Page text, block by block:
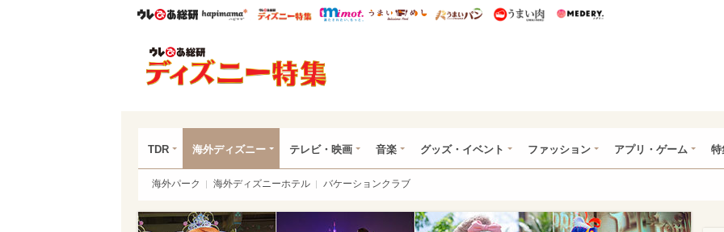
ウレぴあ総研ハピママ* ウレぴあ総研 ディズニー特集
mimot. うまいめし うまいパン うまい肉
TDR 海外ディズニー テレビ・映画 音楽 グッズ・イベント ファッション アプリ・ゲーム 特
海外パーク 海外ディズニーホテル バケーションクラブ